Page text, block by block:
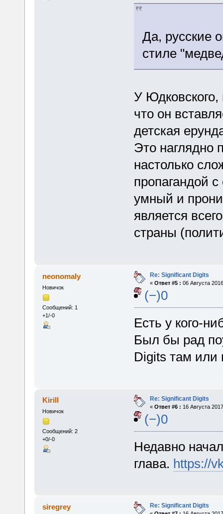
Да, русские
стиле
У
что он
детская
Это наглядно
настолько
пропагандой
умный и
является
страны
neonomaly
Новичок
Сообщений: 1
+1/-0
Re: Significant Digits
« Ответ #5 : 06 Августа
(−)0
Есть у кого-
Был бы рад
Digits там или
Kirill
Новичок
Сообщений: 2
+0/-0
Re: Significant Digits
« Ответ #6 : 16 Августа
(−)0
Недавно
глава. https://
siregrey Re: Significant Digits